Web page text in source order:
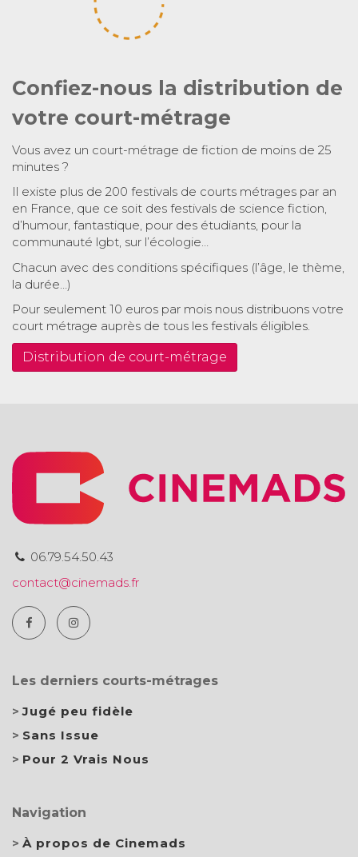
Confiez-nous la distribution de
votre court-métrage
Vous avez un court-métrage de fiction de moins de 25
minutes ?
Il existe plus de 200 festivals de courts métrages par an
en France, que ce soit des festivals de science fiction,
d’humour, fantastique, pour des étudiants, pour la
communauté lgbt, sur l’écologie…
Chacun avec des conditions spécifiques (l’âge, le thème,
la durée…)
Pour seulement 10 euros par mois nous distribuons votre
court métrage auprès de tous les festivals éligibles.
Distribution de court-métrage
06.79.54.50.43
contact@cinemads.fr
Les derniers courts-métrages
Jugé peu fidèle
Sans Issue
Pour 2 Vrais Nous
Navigation
À propos de Cinemads